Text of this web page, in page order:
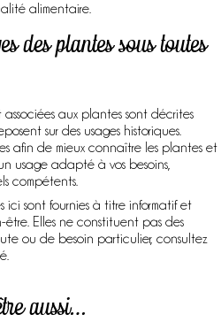
alimentaire.
des plantes sous toutes
associées aux plantes sont décrites
sur des usages historiques.
afin de mieux connaître les plantes et
usage adapté à vos besoins,
compétents.
ici sont fournies à titre informatif et
Elles ne constituent pas des
ou de besoin particulier, consultez
aussi…